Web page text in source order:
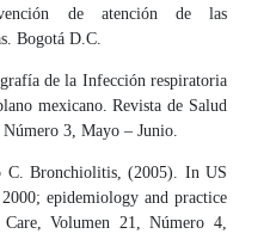
de atención de las
Bogotá D.C.
de la Infección respiratoria
mexicano. Revista de Salud
3, Mayo – Junio.
C. Bronchiolitis, (2005). In US
epidemiology and practice
Volumen 21, Número 4,